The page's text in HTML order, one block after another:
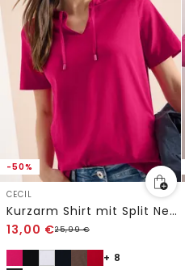
-50%
CECIL
Kurzarm Shirt mit Split Neck
13,00 €25,99€
+ 8